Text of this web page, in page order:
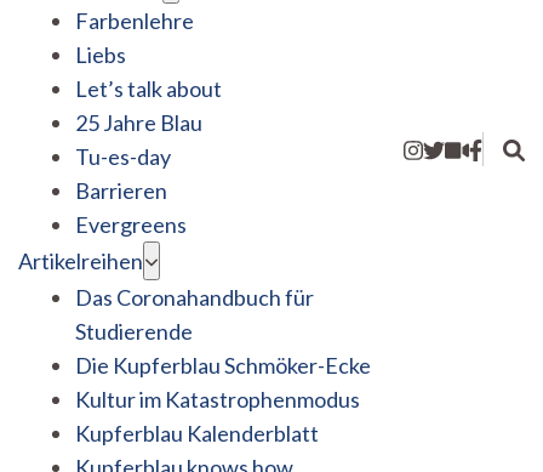
Farbenlehre
Liebs
Let’s talk about
25 Jahre Blau
Tu-es-day
Barrieren
Evergreens
Artikelreihen
Das Coronahandbuch für
Studierende
Die Kupferblau Schmöker-Ecke
Kultur im Katastrophenmodus
Kupferblau Kalenderblatt